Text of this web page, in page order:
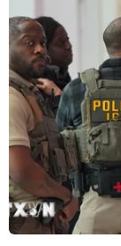
Ngư dân trôi
tàu cá cứu
09/08/2026 07:45
Tuổi trẻ Điện
đuốc Hành